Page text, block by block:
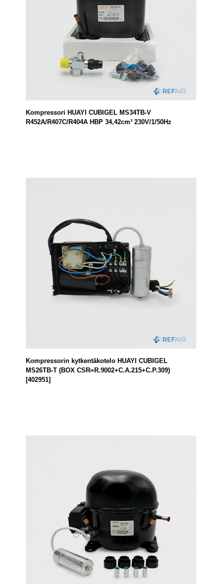
Kompressori HUAYI CUBIGEL MS34TB-V
R452A/R407C/R404A HBP 34,42cm³ 230V/1/50Hz
Kompressorin kytkentäkotelo HUAYI CUBIGEL
MS26TB-T (BOX CSR=R.9002+C.A.215+C.P.309)
[402951]